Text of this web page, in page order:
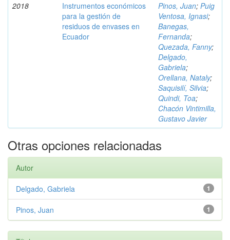
2018
Instrumentos económicos
para la gestión de
residuos de envases en
Ecuador
Pinos, Juan; Puig
Ventosa, Ignasi;
Banegas,
Fernanda;
Quezada, Fanny;
Delgado,
Gabriela;
Orellana, Nataly;
Saquisilí, Silvia;
Quindi, Toa;
Chacón Vintimilla,
Gustavo Javier
Otras opciones relacionadas
Autor
1
Delgado, Gabriela
1
Pinos, Juan